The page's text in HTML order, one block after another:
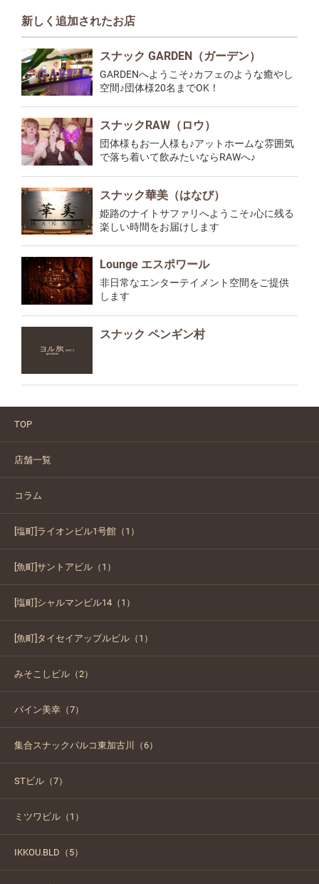
新しく追加されたお店
スナック GARDEN（ガーデン）
GARDENへようこそ♪カフェのような癒やし
空間♪団体様20名までOK！
スナックRAW（ロウ）
団体様もお一人様も♪アットホームな雰囲気
で落ち着いて飲みたいならRAWへ♪
スナック華美（はなび）
姫路のナイトサファリへようこそ♪心に残る
楽しい時間をお届けします
Lounge エスポワール
非日常なエンターテイメント空間をご提供
します
スナック ペンギン村
TOP
店舗一覧
コラム
[塩町]ライオンビル1号館（1）
[魚町]サントアビル（1）
[塩町]シャルマンビル14（1）
[魚町]タイセイアップルビル（1）
みそこしビル（2）
バイン美幸（7）
集合スナックパルコ東加古川（6）
STビル（7）
ミツワビル（1）
IKKOU.BLD（5）